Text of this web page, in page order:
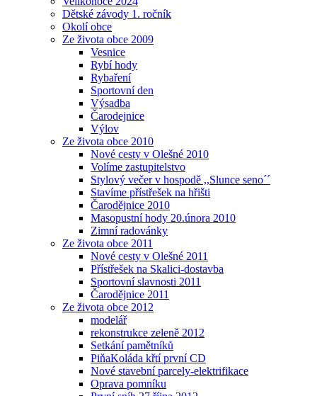
Dětské závody 1. ročník
Okolí obce
Ze života obce 2009
Vesnice
Rybí hody
Rybaření
Sportovní den
Výsadba
Čarodejnice
Výlov
Ze života obce 2010
Nové cesty v Olešné 2010
Volíme zastupitelstvo
Stylový večer v hospodě ,,Slunce seno´´
Stavíme přístřešek na hřišti
Čarodějnice 2010
Masopustní hody 20.února 2010
Zimní radovánky
Ze života obce 2011
Nové cesty v Olešné 2011
Přístřešek na Skalici-dostavba
Sportovní slavnosti 2011
Čarodějnice 2011
Ze života obce 2012
modelář
rekonstrukce zeleně 2012
Setkání pamětníků
PiňaKoláda křtí první CD
Nové stavební parcely-elektrifikace
Oprava pomníku